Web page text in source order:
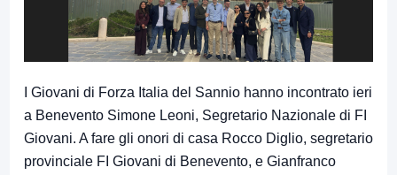
I Giovani di Forza Italia del Sannio hanno incontrato ieri
a Benevento Simone Leoni, Segretario Nazionale di FI
Giovani. A fare gli onori di casa Rocco Diglio, segretario
provinciale FI Giovani di Benevento, e Gianfranco